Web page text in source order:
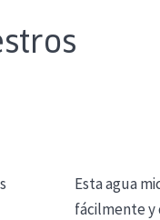
Esta agua
fácilmente y